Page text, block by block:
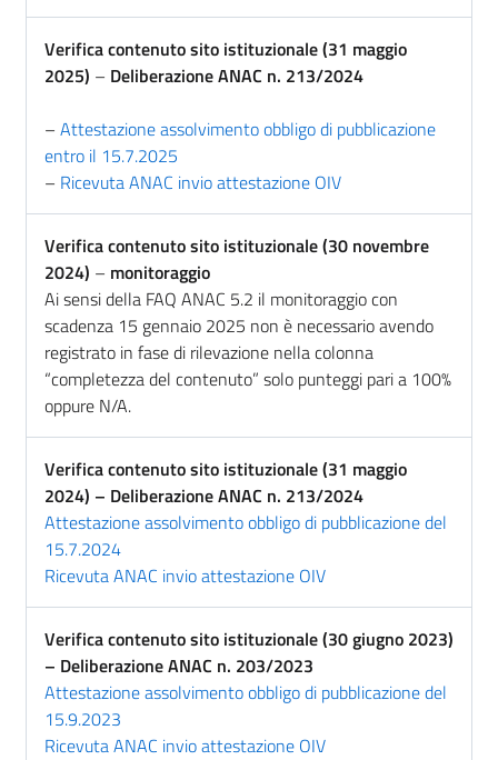
Verifica contenuto sito istituzionale (31 maggio
2025) – Deliberazione ANAC n. 213/2024
– Attestazione assolvimento obbligo di pubblicazione
entro il 15.7.2025
– Ricevuta ANAC invio attestazione OIV
Verifica contenuto sito istituzionale (30 novembre
2024) – monitoraggio
Ai sensi della FAQ ANAC 5.2 il monitoraggio con
scadenza 15 gennaio 2025 non è necessario avendo
registrato in fase di rilevazione nella colonna
“completezza del contenuto” solo punteggi pari a 100%
oppure N/A.
Verifica contenuto sito istituzionale (31 maggio
2024) – Deliberazione ANAC n. 213/2024
Attestazione assolvimento obbligo di pubblicazione del
15.7.2024
Ricevuta ANAC invio attestazione OIV
Verifica contenuto sito istituzionale (30 giugno 2023)
– Deliberazione ANAC n. 203/2023
Attestazione assolvimento obbligo di pubblicazione del
15.9.2023
Ricevuta ANAC invio attestazione OIV